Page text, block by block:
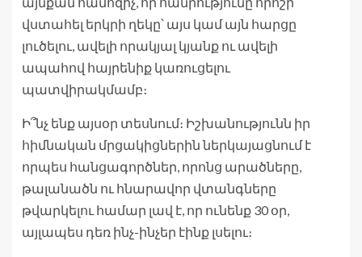
վստահել երկրի ղեկը՝ այս կամ այն հարցը
լուծելու, ավելի որակյալ կյանք ու ավելի
ապահով հայրենիք կառուցելու
պատվիրակմամբ։
Ի՞նչ ենք այսօր տեսնում։ Իշխանությունն իր
հիմնական մրցակիցներին ներկայացնում է
որպես հանցագործներ, որոնց արածները,
թալանածն ու հնարավոր վտանգները
թվարկելու համար լավ է, որ ունենք 30 օր,
այլապես դեռ ինչ-ինչեր էինք լսելու։